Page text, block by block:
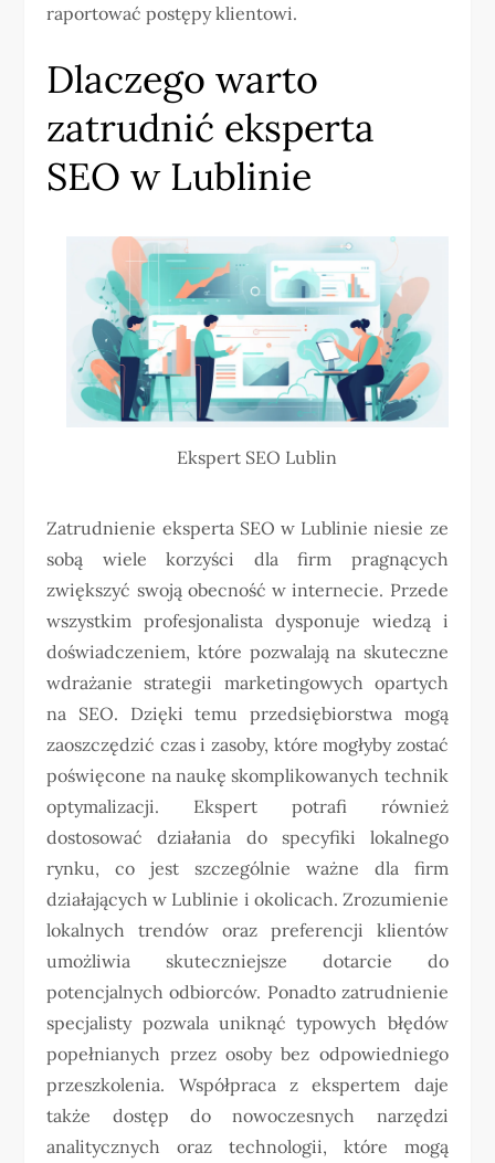
raportować postępy klientowi.
Dlaczego warto
zatrudnić eksperta
SEO w Lublinie
Ekspert SEO Lublin
Zatrudnienie eksperta SEO w Lublinie niesie ze
sobą wiele korzyści dla firm pragnących
zwiększyć swoją obecność w internecie. Przede
wszystkim profesjonalista dysponuje wiedzą i
doświadczeniem, które pozwalają na skuteczne
wdrażanie strategii marketingowych opartych
na SEO. Dzięki temu przedsiębiorstwa mogą
zaoszczędzić czas i zasoby, które mogłyby zostać
poświęcone na naukę skomplikowanych technik
optymalizacji. Ekspert potrafi również
dostosować działania do specyfiki lokalnego
rynku, co jest szczególnie ważne dla firm
działających w Lublinie i okolicach. Zrozumienie
lokalnych trendów oraz preferencji klientów
umożliwia skuteczniejsze dotarcie do
potencjalnych odbiorców. Ponadto zatrudnienie
specjalisty pozwala uniknąć typowych błędów
popełnianych przez osoby bez odpowiedniego
przeszkolenia. Współpraca z ekspertem daje
także dostęp do nowoczesnych narzędzi
analitycznych oraz technologii, które mogą